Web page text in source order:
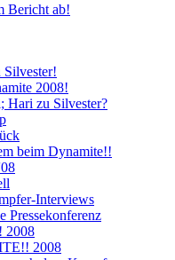
Bericht ab!
2008!
Hari zu Silvester?
beim Dynamite!!
Interviews
2008
2008